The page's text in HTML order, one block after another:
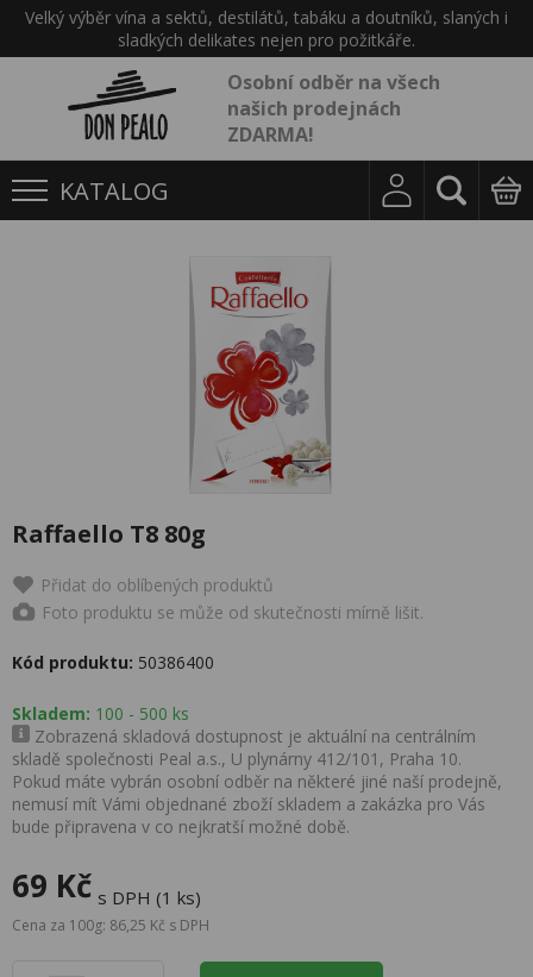
Velký výběr vína a sektů, destilátů, tabáku a doutníků, slaných i
sladkých delikates nejen pro požitkáře.
Osobní odběr na všech
našich prodejnách
ZDARMA!
KATALOG
Raffaello T8 80g
Přidat do oblíbených produktů
Foto produktu se může od skutečnosti mírně lišit.
Kód produktu: 50386400
Skladem: 100 - 500 ks
Zobrazená skladová dostupnost je aktuální na centrálním
skladě společnosti Peal a.s., U plynárny 412/101, Praha 10.
Pokud máte vybrán osobní odběr na některé jiné naší prodejně,
nemusí mít Vámi objednané zboží skladem a zakázka pro Vás
bude připravena v co nejkratší možné době.
69 Kč s DPH (1 ks)
Cena za 100g: 86,25 Kč s DPH